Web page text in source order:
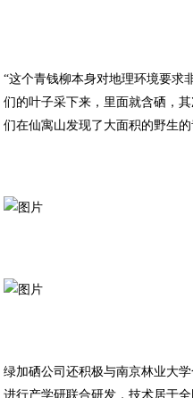
“这个青钱柳本身对地理环境要求
们的叶子采下来，里面就含硒，
们在仙寓山发现了大面积的野生
绿加硒公司还积极与南京林业大
进行产学研联合研发，技术居于